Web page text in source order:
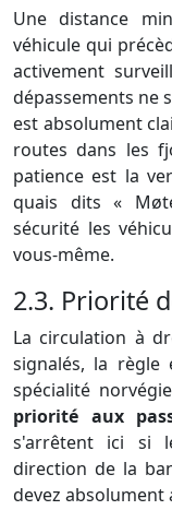
Une distance
véhicule qui
activement
dépassements ne
est absolument
routes dans les
patience est la
quais dits «
sécurité les
vous-même.
2.3. Priorité
La circulation à
signalés, la règle
spécialité
priorité aux
s'arrêtent ici si
direction de la
devez